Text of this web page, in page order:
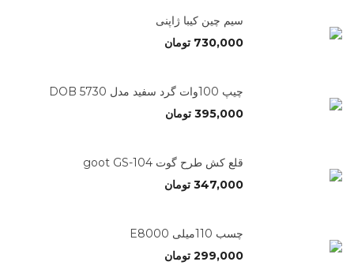
سیم چین کیبا ژاپنی
730,000 تومان
چیپ 100وات گرد سفید مدل 5730 DOB
395,000 تومان
قلع کش طرح گوت goot GS-104
347,000 تومان
چسب 110میلی E8000
299,000 تومان